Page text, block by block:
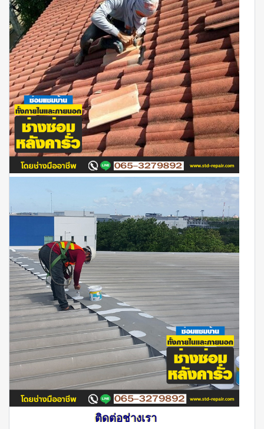
ติดต่อช่างเรา